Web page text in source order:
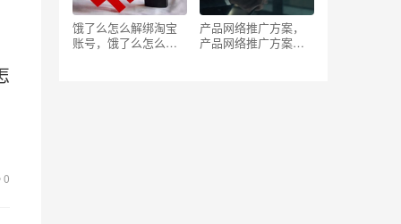
0
饿了么怎么解绑淘宝
账号，饿了么怎么解
产品网络推广方案，
产品网络推广方案范